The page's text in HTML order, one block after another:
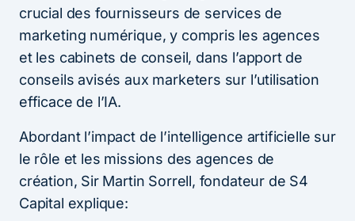
crucial des fournisseurs de services de
marketing numérique, y compris les agences
et les cabinets de conseil, dans l’apport de
conseils avisés aux marketers sur l’utilisation
efficace de l’IA.
Abordant l’impact de l’intelligence artificielle sur
le rôle et les missions des agences de
création, Sir Martin Sorrell, fondateur de S4
Capital explique: